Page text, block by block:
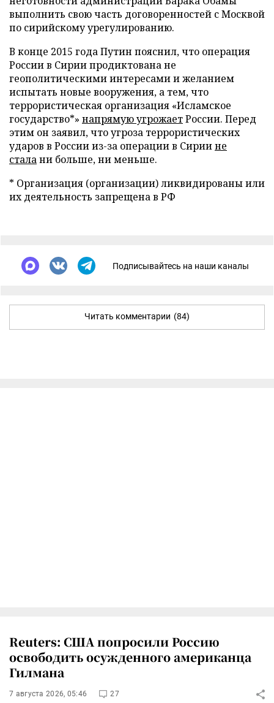
выполнить свою часть договоренностей с Москвой
по сирийскому урегулированию.
В конце 2015 года Путин пояснил, что операция
России в Сирии продиктована не
геополитическими интересами и желанием
испытать новые вооружения, а тем, что
террористическая организация «Исламское
государство*» напрямую угрожаетРоссии. Перед
этим он заявил, что угроза террористических
ударов в России из-за операции в Сириине
сталани больше, ни меньше.
* Организация (организации) ликвидированы или
их деятельность запрещена в РФ
Подписывайтесь на наши каналы
Читать комментарии (84)
Reuters: США попросили Россию
освободить осужденного американца
Гилмана
7 августа 2026, 05:46 27